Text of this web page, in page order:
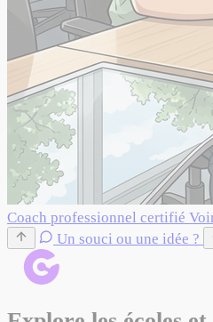
Coach professionnel certifié
Un souci ou une idée ?